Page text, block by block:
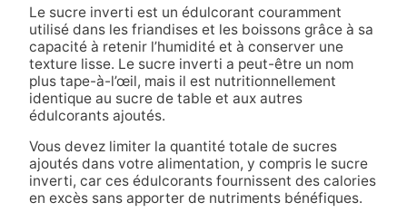
Le sucre inverti est un édulcorant couramment
utilisé dans les friandises et les boissons grâce à sa
capacité à retenir l’humidité et à conserver une
texture lisse. Le sucre inverti a peut-être un nom
plus tape-à-l’œil, mais il est nutritionnellement
identique au sucre de table et aux autres
édulcorants ajoutés.
Vous devez limiter la quantité totale de sucres
ajoutés dans votre alimentation, y compris le sucre
inverti, car ces édulcorants fournissent des calories
en excès sans apporter de nutriments bénéfiques.